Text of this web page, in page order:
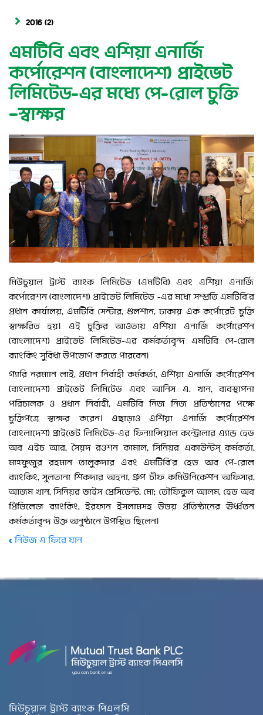
2016 (2)
এমটিবি এবং এশিয়া এনার্জি
কর্পোরেশন (বাংলাদেশ) প্রাইভেট
লিমিটেড-এর মধ্যে পে-রোল চুক্তি
¯স্বাক্ষর
মিউচুয়াল ট্রাস্ট ব্যাংক লিমিটেড (এমটিবি) এবং এশিয়া এনার্জি
কর্পোরেশন (বাংলাদেশ) প্রাইভেট লিমিটেড -এর মধ্যে সম্প্রতি এমটিবি’র
প্রধান কার্যালয়, এমটিবি সেন্টার, গুলশান, ঢাকায় এক কর্পোরেট চুক্তি
স্বাক্ষরিত হয়। এই চুক্তির আওতায় এশিয়া এনার্জি কর্পোরেশন
(বাংলাদেশ) প্রাইভেট লিমিটেড-এর কর্মকর্তাবৃন্দ এমটিবি পে-রোল
ব্যাংকিং সুবিধা উপভোগ করতে পারবেন।
গ্যারি নরম্যান লাই, প্রধান নির্বাহী কর্মকর্তা, এশিয়া এনার্জি কর্পোরেশন
(বাংলাদেশ) প্রাইভেট লিমিটেড এবং আনিস এ. খান, ব্যবস্থাপনা
পরিচালক ও প্রধান নির্বাহী, এমটিবি নিজ নিজ প্রতিষ্ঠানের পক্ষে
চুক্তিপত্রে স্বাক্ষর করেন। এছাড়াও এশিয়া এনার্জি কর্পোরেশন
(বাংলাদেশ) প্রাইভেট লিমিটেড-এর ফিন্যান্সিয়াল কন্ট্রোলার এ্যান্ড হেড
অব এইচ আর, সৈয়দ রওশন কামাল, সিনিয়র একাউন্টস্ কর্মকর্তা,
মাহ্ফুজুর রহমান তালুকদার এবং এমটিবি’র হেড অব পে-রোল
ব্যাংকিং, সুলতানা শিকদার অহনা, গ্রুপ চীফ কমিউনিকেশন অফিসার,
আজম খান, সিনিয়র ভাইস প্রেসিডেন্ট, মো: তৌফিকুল আলম, হেড অব
প্রিভিলেজ ব্যাংকিং, ইরফান ইসলামসহ উভয় প্রতিষ্ঠানের ঊর্ধ্বতন
কর্মকর্তাবৃন্দ উক্ত অনুষ্ঠানে উপস্থিত ছিলেন।
« নিউজ এ ফিরে যান
মিউচুয়াল ট্রাস্ট ব্যাংক পিএলসি